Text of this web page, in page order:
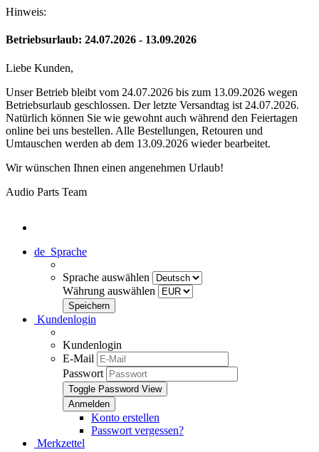
Hinweis:
Betriebsurlaub: 24.07.2026 - 13.09.2026
Liebe Kunden,
Unser Betrieb bleibt vom 24.07.2026 bis zum 13.09.2026 wegen
Betriebsurlaub geschlossen. Der letzte Versandtag ist 24.07.2026.
Natürlich können Sie wie gewohnt auch während den Feiertagen
online bei uns bestellen. Alle Bestellungen, Retouren und
Umtauschen werden ab dem 13.09.2026 wieder bearbeitet.
Wir wünschen Ihnen einen angenehmen Urlaub!
Audio Parts Team
de Sprache
Sprache auswählen
Währung auswählen
Kundenlogin
Kundenlogin
E-Mail
Passwort
Toggle Password View
Konto erstellen
Passwort vergessen?
Merkzettel